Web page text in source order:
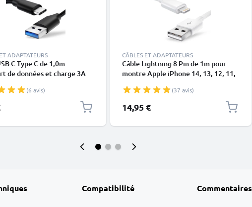
ADAPTATEURS
C Type C de 1,0m
de données et charge 3A
(6 avis)
CÂBLES ET ADAPTATEURS
Câble Lightning 8 Pin de 1m pour
montre Apple iPhone 14, 13, 12, 11,
blanc en
(37 avis)
14,95 €
Compatibilité Commentaires